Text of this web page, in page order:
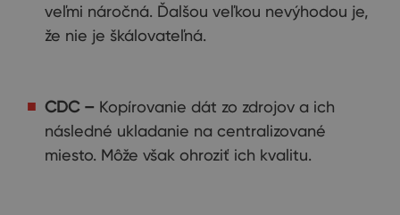
veľmi náročná. Ďalšou veľkou nevýhodou je,
že nie je škálovateľná.
CDC – Kopírovanie dát zo zdrojov a ich
následné ukladanie na centralizované
miesto. Môže však ohroziť ich kvalitu.